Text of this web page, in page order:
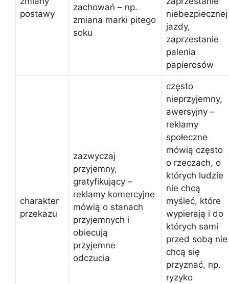
postawy
zachowań – np.
zmiana marki pitego
soku
niebezpiecznej
jazdy,
zaprzestanie
palenia
papierosów
charakter
przekazu
zazwyczaj
przyjemny,
gratyfikujący –
reklamy komercyjne
mówią o stanach
przyjemnych i
obiecują
przyjemne
odczucia
często
nieprzyjemny,
awersyjny –
reklamy
społeczne
mówią często
o rzeczach, o
których ludzie
nie chcą
myśleć, które
wypierają i do
których sami
przed sobą nie
chcą się
przyznać, np.
ryzyko